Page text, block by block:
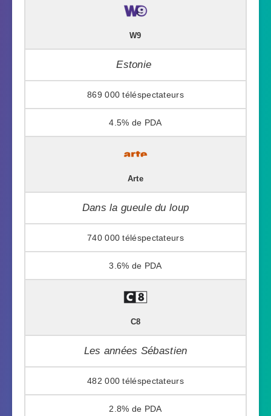
W9
Estonie
869 000
4.5%
Arte
Dans la gueule du loup
740 000
3.6%
C8
Les années Sébastien
482 000
2.8%